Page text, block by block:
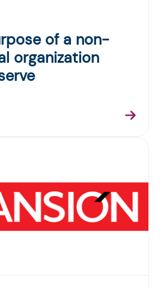
of a non-
organization